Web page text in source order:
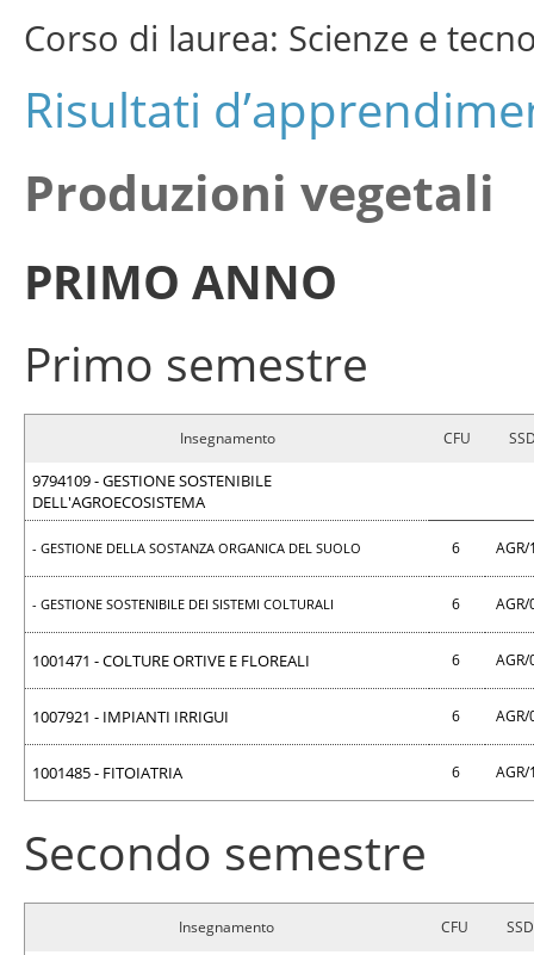
Corso di laurea: Scienze e
Risultati
Produzioni vegetali
PRIMO ANNO
Primo semestre
Insegnamento CFU
9794109 - GESTIONE SOSTENIBILE
DELL'AGROECOSISTEMA
- GESTIONE DELLA SOSTANZA ORGANICA DEL SUOLO 6
- GESTIONE SOSTENIBILE DEI SISTEMI COLTURALI 6
1001471 - COLTURE ORTIVE E FLOREALI 6
1007921 - IMPIANTI IRRIGUI 6
1001485 - FITOIATRIA 6
Secondo semestre
Insegnamento CFU SSD